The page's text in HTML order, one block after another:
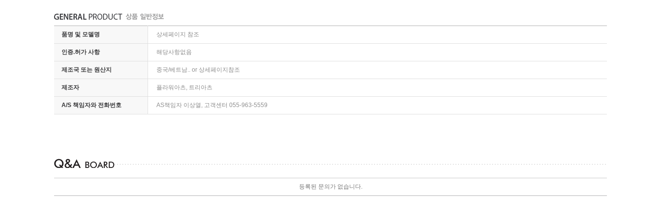
품명 및 모델명 상세페이지 참조
인증.허가 사항 해당사항없음
제조국 또는 원산지 중국/베트남.. or 상세페이지참조
제조자 플라워아츠, 트리아츠
A/S 책임자와 전화번호 AS책임자 이상열, 고객센터 055-963-5559
등록된 문의가 없습니다.